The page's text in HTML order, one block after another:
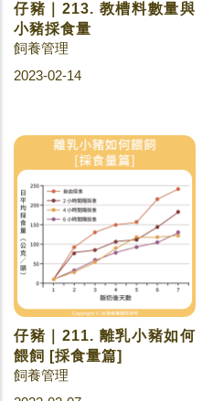
仔豬｜213. 教槽料數量與
小豬採食量
飼養管理
2023-02-14
仔豬｜211. 離乳小豬如何
餵飼 [採食量篇]
飼養管理